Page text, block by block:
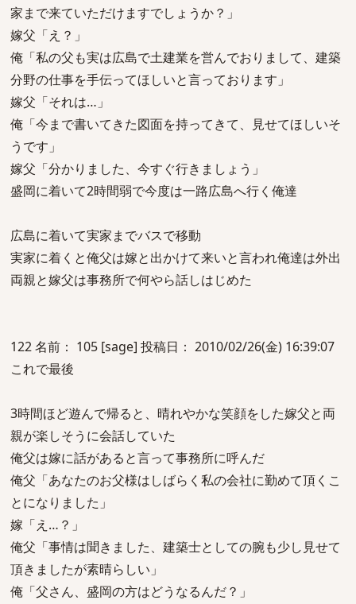
家まで来ていただけますでしょうか？」
嫁父「え？」
俺「私の父も実は広島で土建業を営んでおりまして、建築
分野の仕事を手伝ってほしいと言っております」
嫁父「それは…」
俺「今まで書いてきた図面を持ってきて、見せてほしいそ
うです」
嫁父「分かりました、今すぐ行きましょう」
盛岡に着いて2時間弱で今度は一路広島へ行く俺達
広島に着いて実家までバスで移動
実家に着くと俺父は嫁と出かけて来いと言われ俺達は外出
両親と嫁父は事務所で何やら話しはじめた
122 名前： 105 [sage] 投稿日： 2010/02/26(金) 16:39:07
これで最後
3時間ほど遊んで帰ると、晴れやかな笑顔をした嫁父と両
親が楽しそうに会話していた
俺父は嫁に話があると言って事務所に呼んだ
俺父「あなたのお父様はしばらく私の会社に勤めて頂くこ
とになりました」
嫁「え…？」
俺父「事情は聞きました、建築士としての腕も少し見せて
頂きましたが素晴らしい」
俺「父さん、盛岡の方はどうなるんだ？」